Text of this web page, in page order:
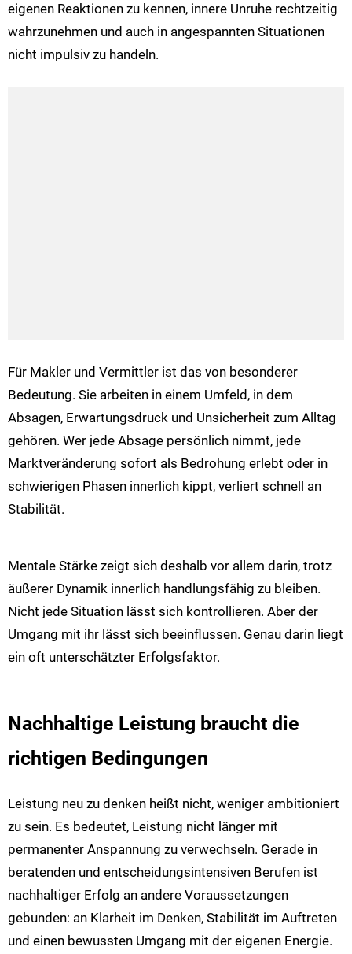
eigenen Reaktionen zu kennen, innere Unruhe rechtzeitig
wahrzunehmen und auch in angespannten Situationen
nicht impulsiv zu handeln.
Für Makler und Vermittler ist das von besonderer
Bedeutung. Sie arbeiten in einem Umfeld, in dem
Absagen, Erwartungsdruck und Unsicherheit zum Alltag
gehören. Wer jede Absage persönlich nimmt, jede
Marktveränderung sofort als Bedrohung erlebt oder in
schwierigen Phasen innerlich kippt, verliert schnell an
Stabilität.
Mentale Stärke zeigt sich deshalb vor allem darin, trotz
äußerer Dynamik innerlich handlungsfähig zu bleiben.
Nicht jede Situation lässt sich kontrollieren. Aber der
Umgang mit ihr lässt sich beeinflussen. Genau darin liegt
ein oft unterschätzter Erfolgsfaktor.
Nachhaltige Leistung braucht die
richtigen Bedingungen
Leistung neu zu denken heißt nicht, weniger ambitioniert
zu sein. Es bedeutet, Leistung nicht länger mit
permanenter Anspannung zu verwechseln. Gerade in
beratenden und entscheidungsintensiven Berufen ist
nachhaltiger Erfolg an andere Voraussetzungen
gebunden: an Klarheit im Denken, Stabilität im Auftreten
und einen bewussten Umgang mit der eigenen Energie.